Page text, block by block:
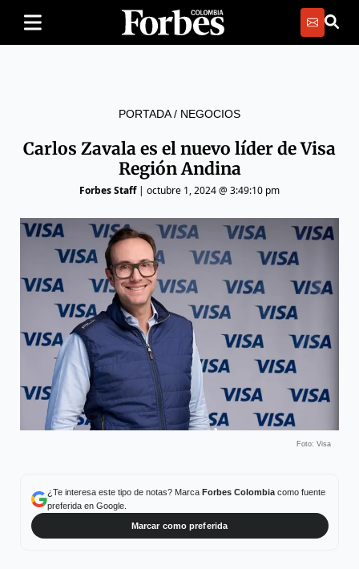
PORTADA/ NEGOCIOS
Carlos Zavala es el nuevo líder de Visa
Región Andina
Forbes Staff| octubre 1, 2024 @ 3:49:10 pm
Foto: Visa
¿Te interesa este tipo de notas? Marca Forbes Colombiacomo fuente
preferida en Google.
Marcar como preferida